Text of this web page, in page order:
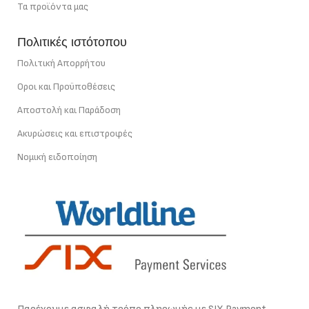
Τα προϊόντα μας
Πολιτικές ιστότοπου
Πολιτική Απορρήτου
Οροι και Προϋποθέσεις
Αποστολή και Παράδοση
Ακυρώσεις και επιστροφές
Νομική ειδοποίηση